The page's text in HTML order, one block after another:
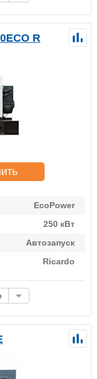
R
EcoPower
250 кВт
Автозапуск
Ricardo